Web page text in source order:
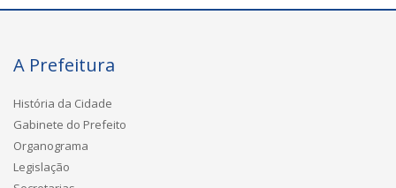
A Prefeitura
História da Cidade
Gabinete do Prefeito
Organograma
Legislação